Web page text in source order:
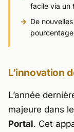
facile via un
De
L’innovation
L’année
majeure dans
Portal. Cet